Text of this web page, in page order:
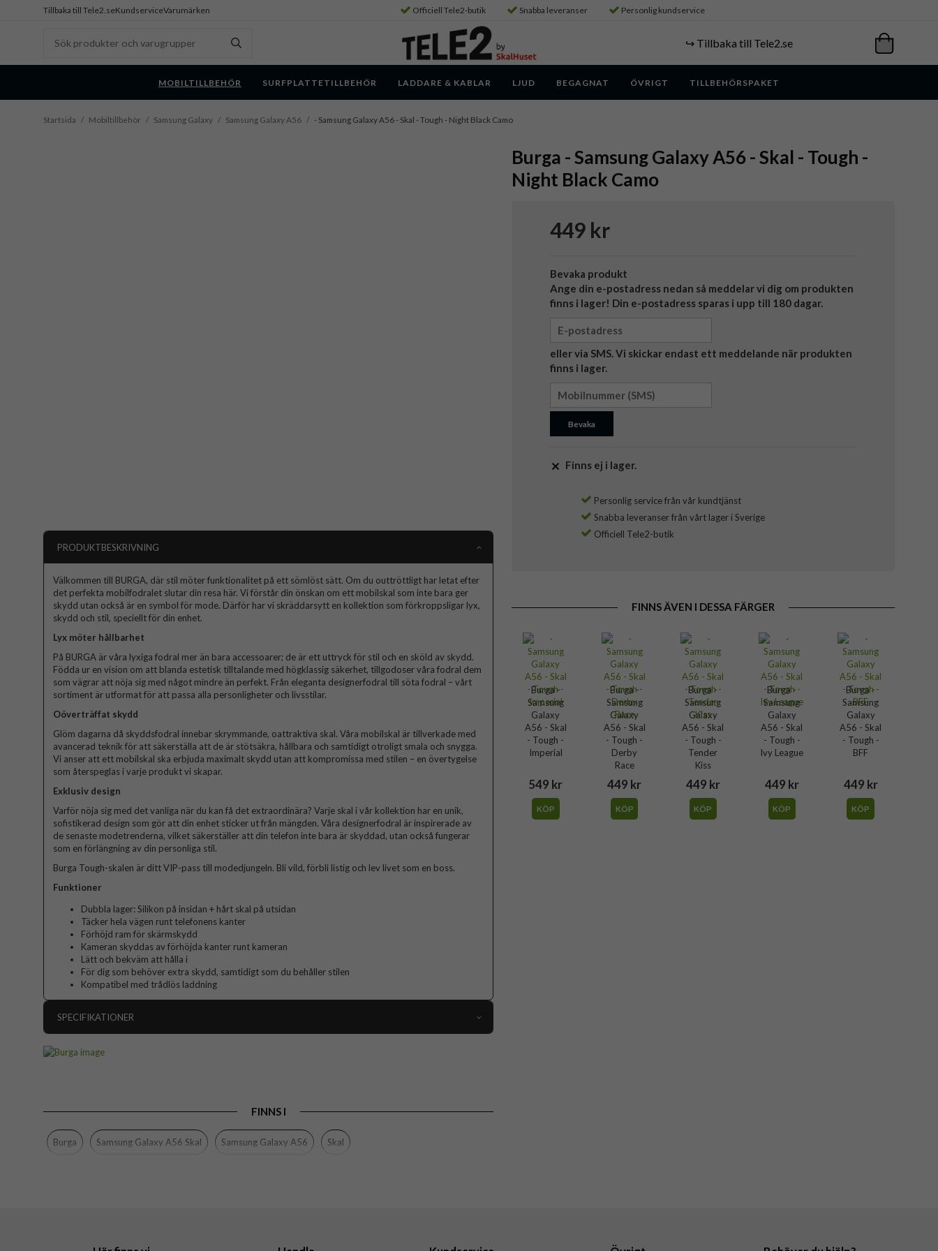
Tillbaka till Tele2.seKundserviceVarumärken Officiell Tele2-butik Snabba leveranser Personlig kundservice
↪️ Tillbaka till Tele2.se
MOBILTILLBEHÖR SURFPLATTETILLBEHÖR LADDARE & KABLAR LJUD BEGAGNAT ÖVRIGT TILLBEHÖRSPAKET
Startsida / Mobiltillbehör / Samsung Galaxy / Samsung Galaxy A56 / - Samsung Galaxy A56 - Skal - Tough - Night Black Camo
Burga - Samsung Galaxy A56 - Skal - Tough -
Night Black Camo
449 kr
Bevaka produkt
Ange din e-postadress nedan så meddelar vi dig om produkten
finns i lager! Din e-postadress sparas i upp till 180 dagar.
eller via SMS. Vi skickar endast ett meddelande när produkten
finns i lager.
Bevaka
Finns ej i lager.
Personlig service från vår kundtjänst
Snabba leveranser från vårt lager i Sverige
Officiell Tele2-butik
FINNS ÄVEN I DESSA FÄRGER
Burga -
Samsung
Galaxy
A56 - Skal
- Tough -
Imperial
549 kr
KÖP
Burga -
Samsung
Galaxy
A56 - Skal
- Tough -
Derby
Race
449 kr
KÖP
Burga -
Samsung
Galaxy
A56 - Skal
- Tough -
Tender
Kiss
449 kr
KÖP
Burga -
Samsung
Galaxy
A56 - Skal
- Tough -
Ivy League
449 kr
KÖP
Burga -
Samsung
Galaxy
A56 - Skal
- Tough -
BFF
449 kr
KÖP
PRODUKTBESKRIVNING
Välkommen till BURGA, där stil möter funktionalitet på ett sömlöst sätt. Om du outtröttligt har letat efter
det perfekta mobilfodralet slutar din resa här. Vi förstår din önskan om ett mobilskal som inte bara ger
skydd utan också är en symbol för mode. Därför har vi skräddarsytt en kollektion som förkroppsligar lyx,
skydd och stil, speciellt för din enhet.
Lyx möter hållbarhet
På BURGA är våra lyxiga fodral mer än bara accessoarer; de är ett uttryck för stil och en sköld av skydd.
Födda ur en vision om att blanda estetisk tilltalande med högklassig säkerhet, tillgodoser våra fodral dem
som vägrar att nöja sig med något mindre än perfekt. Från eleganta designerfodral till söta fodral – vårt
sortiment är utformat för att passa alla personligheter och livsstilar.
Oöverträffat skydd
Glöm dagarna då skyddsfodral innebar skrymmande, oattraktiva skal. Våra mobilskal är tillverkade med
avancerad teknik för att säkerställa att de är stötsäkra, hållbara och samtidigt otroligt smala och snygga.
Vi anser att ett mobilskal ska erbjuda maximalt skydd utan att kompromissa med stilen – en övertygelse
som återspeglas i varje produkt vi skapar.
Exklusiv design
Varför nöja sig med det vanliga när du kan få det extraordinära? Varje skal i vår kollektion har en unik,
sofistikerad design som gör att din enhet sticker ut från mängden. Våra designerfodral är inspirerade av
de senaste modetrenderna, vilket säkerställer att din telefon inte bara är skyddad, utan också fungerar
som en förlängning av din personliga stil.
Burga Tough-skalen är ditt VIP-pass till modedjungeln. Bli vild, förbli listig och lev livet som en boss.
Funktioner
Dubbla lager: Silikon på insidan + hårt skal på utsidan
Täcker hela vägen runt telefonens kanter
Förhöjd ram för skärmskydd
Kameran skyddas av förhöjda kanter runt kameran
Lätt och bekväm att hålla i
För dig som behöver extra skydd, samtidigt som du behåller stilen
Kompatibel med trådlös laddning
SPECIFIKATIONER
Färg
Flerfärgad
Material
Hårdplast (PC), Mjukplast (TPU)
FINNS I
Burga Samsung Galaxy A56 Skal Samsung Galaxy A56 Skal